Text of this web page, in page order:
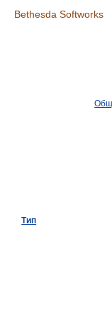
Bethesda Softworks
Тип